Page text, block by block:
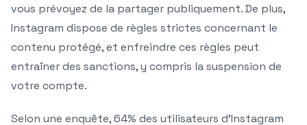
vous prévoyez de la partager publiquement. De plus,
Instagram dispose de règles strictes concernant le
contenu protégé, et enfreindre ces règles peut
entraîner des sanctions, y compris la suspension de
votre compte.
Selon une enquête, 64% des utilisateurs d’Instagram